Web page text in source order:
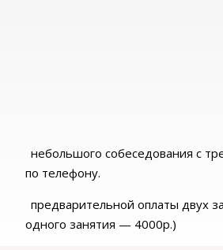
небольшого собеседования с
по телефону.
предварительной оплаты двух
одного занятия — 4000р.)